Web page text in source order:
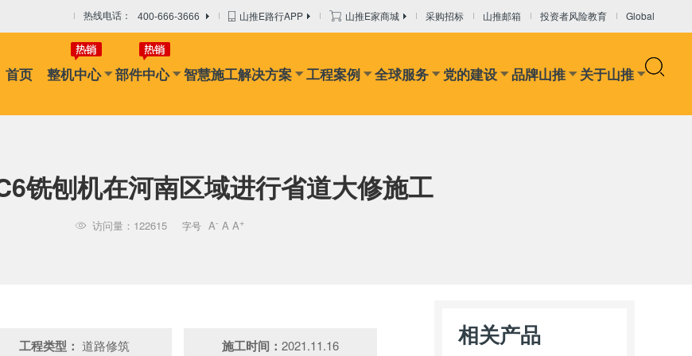
热线电话： 400-666-3666 山推E路行APP 山推E家商城 采购招标 山推邮箱 投资者风险教育 Global
首页 整机中心 部件中心 智慧施工解决方案 工程案例 全球服务 党的建设 品牌山推 关于山推
铣刨机在河南区域进行省道大修施工
 访问量：122615 字号 A- A A+
工程类型： 道路修筑 施工时间： 2021.11.16 相关产品